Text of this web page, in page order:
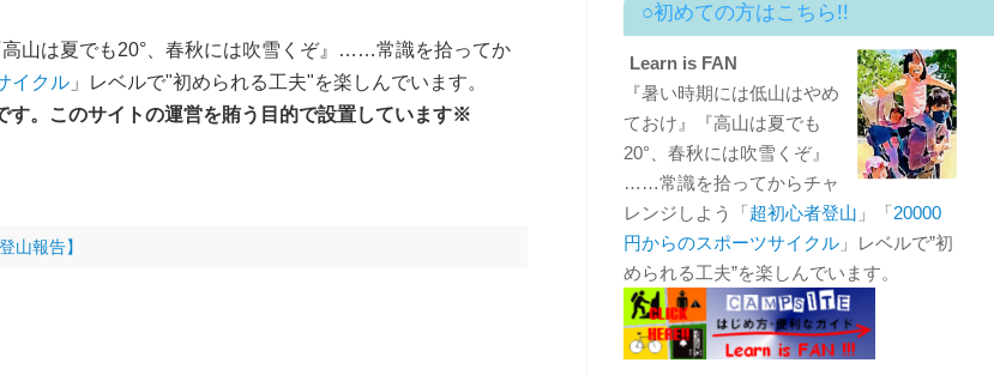
山は夏でも20°、春秋には吹雪くぞ』……常識を拾ってか
イクル 」レベルで"初められる工夫"を楽しんでいます。
。このサイトの運営を賄う目的で設置しています※
山報告】
○初めての方はこちら!!
Learn is FAN
『暑い時期には低山はやめ
ておけ』『高山は夏でも
20°、春秋には吹雪くぞ』
……常識を拾ってからチャ
レンジしよう「超初心者登山 」「20000
円からのスポーツサイクル 」レベルで”初
められる工夫”を楽しんでいます。